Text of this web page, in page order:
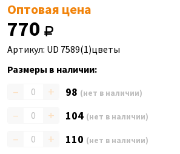
Оптовая цена
770
Артикул: UD 7589(1)цветы
Размеры в наличии:
– + 98 (нет в наличии)
– + 104 (нет в наличии)
– + 110 (нет в наличии)